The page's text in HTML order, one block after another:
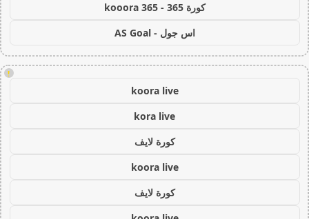
كورة 365 - kooora 365
اس جول - AS Goal
!
koora live
kora live
كورة لايف
koora live
كورة لايف